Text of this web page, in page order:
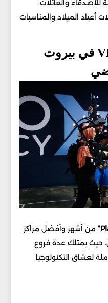
للأصدقاء والعائلات.
أعياد الميلاد والمناسبات
أفضل أماكن ألعاب VR في بيروت
” من أشهر وأفضل مراكز
حيث يمتلك عدة فروع
لعشاق التكنولوجيا